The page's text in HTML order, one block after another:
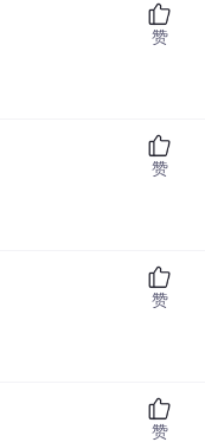
赞
赞
赞
赞